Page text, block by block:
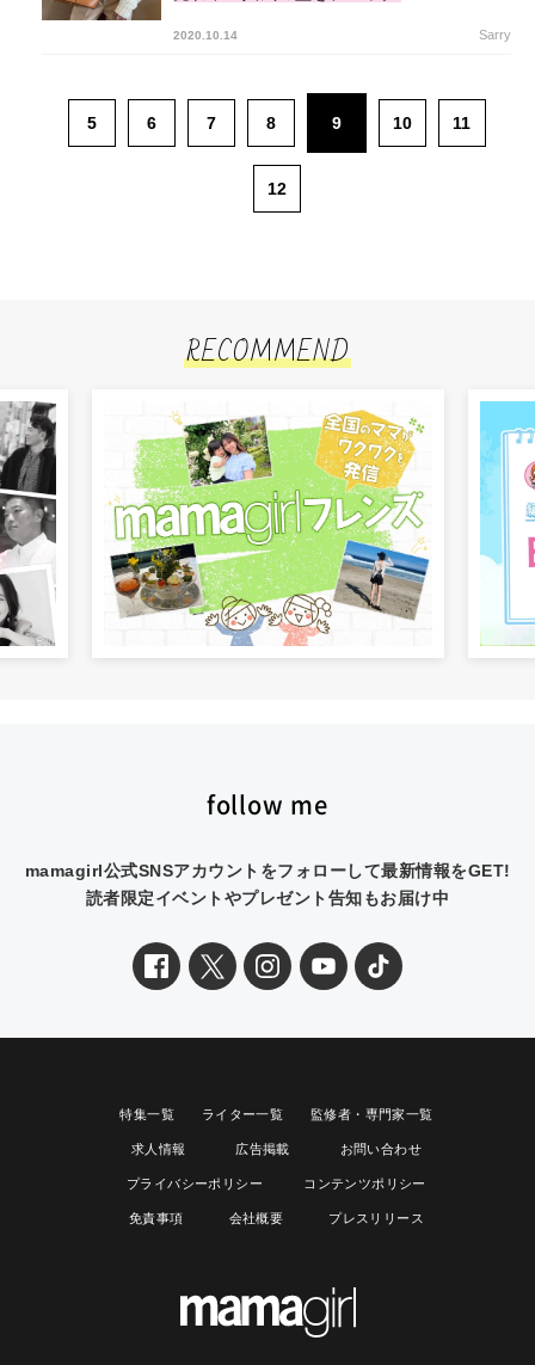
2020.10.14 Sarry
5 6 7 8 9 10 11
12
RECOMMEND
follow me
mamagirl公式SNSアカウントをフォローして最新情報をGET!
読者限定イベントやプレゼント告知もお届け中
特集一覧 ライター一覧 監修者・専門家一覧
求人情報 広告掲載 お問い合わせ
プライバシーポリシー コンテンツポリシー
免責事項 会社概要 プレスリリース